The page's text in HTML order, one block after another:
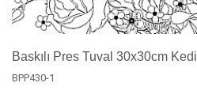
Baskılı Pres Tuval 30x30cm Kedi
BPP430-1